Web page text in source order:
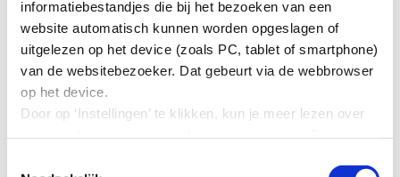
informatiebestandjes die bij het bezoeken van een
website automatisch kunnen worden opgeslagen of
uitgelezen op het device (zoals PC, tablet of smartphone)
van de websitebezoeker. Dat gebeurt via de webbrowser
op het device.
Door op ‘Instellingen’ te klikken, kun je meer lezen over
krachten en valkuilen te leren kennen en jezelf te
durven zijn. Dat betekent dat je jezelf ook uit moet
blijven uitdagen: dingen proberen, dingen doen die je
in eerste instantie misschien doodeng vindt.
Uiteindelijk help je daarmee ook anderen het beste uit
staan, wanneer ik onvoldoende naar m’n onderbuik